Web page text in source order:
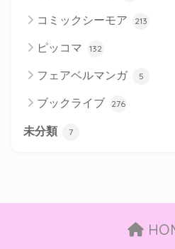
コミックシーモア 213
ピッコマ 132
フェアベルマンガ 5
ブックライブ 276
未分類 7